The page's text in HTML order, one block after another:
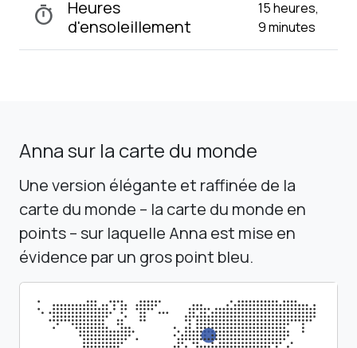
timer
Heures
d'ensoleillement
15 heures,
9 minutes
Anna sur la carte du monde
Une version élégante et raffinée de la
carte du monde – la carte du monde en
points – sur laquelle Anna est mise en
évidence par un gros point bleu.